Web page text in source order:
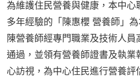
為維護住民營養與健康，本中心
多年經驗的「陳惠櫻 營養師」
陳營養師經專門職業及技術人
通過，並領有營養師證書及執業
心訪視，為中心住民進行營養評